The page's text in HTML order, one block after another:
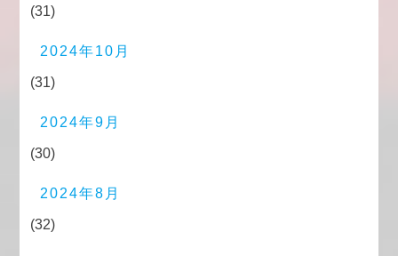
(31)
2024年10月
(31)
2024年9月
(30)
2024年8月
(32)